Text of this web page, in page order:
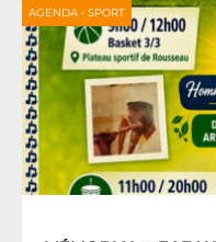
AGENDA • SPORT